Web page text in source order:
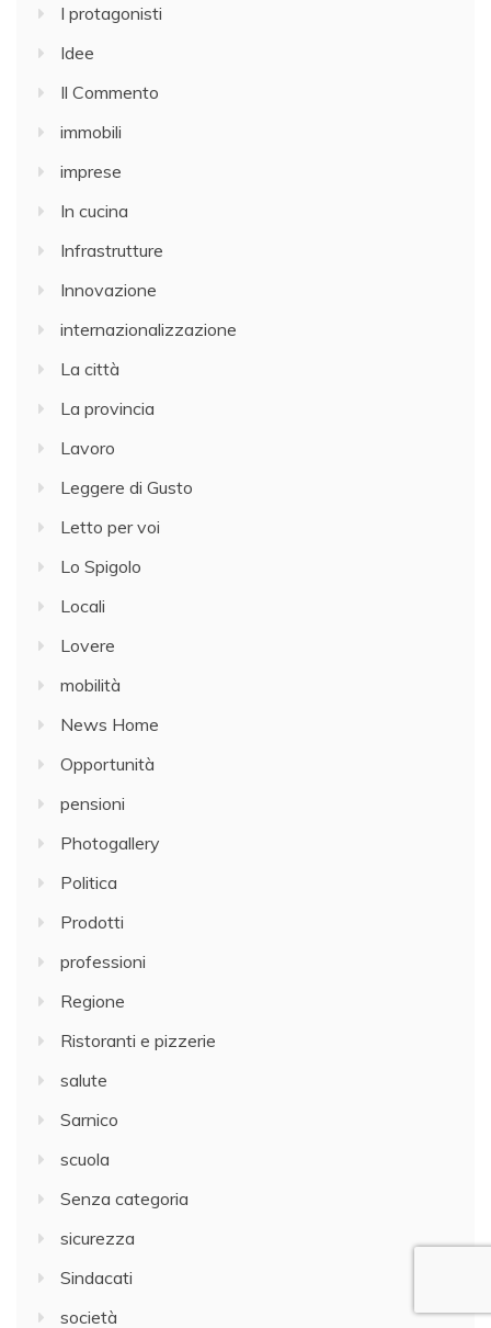
I protagonisti
Idee
Il Commento
immobili
imprese
In cucina
Infrastrutture
Innovazione
internazionalizzazione
La città
La provincia
Lavoro
Leggere di Gusto
Letto per voi
Lo Spigolo
Locali
Lovere
mobilità
News Home
Opportunità
pensioni
Photogallery
Politica
Prodotti
professioni
Regione
Ristoranti e pizzerie
salute
Sarnico
scuola
Senza categoria
sicurezza
Sindacati
società